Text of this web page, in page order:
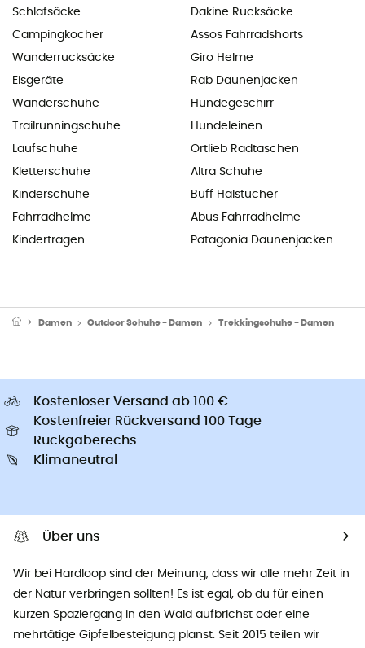
Schlafsäcke
Campingkocher
Wanderrucksäcke
Eisgeräte
Wanderschuhe
Trailrunningschuhe
Laufschuhe
Kletterschuhe
Kinderschuhe
Fahrradhelme
Kindertragen
Dakine Rucksäcke
Assos Fahrradshorts
Giro Helme
Rab Daunenjacken
Hundegeschirr
Hundeleinen
Ortlieb Radtaschen
Altra Schuhe
Buff Halstücher
Abus Fahrradhelme
Patagonia Daunenjacken
Damen Outdoor Schuhe - Damen Trekkingschuhe - Damen
Kostenloser Versand ab 100 €
Kostenfreier Rückversand 100 Tage
Rückgaberechs
Klimaneutral
Über uns
Wir bei Hardloop sind der Meinung, dass wir alle mehr Zeit in
der Natur verbringen sollten! Es ist egal, ob du für einen
kurzen Spaziergang in den Wald aufbrichst oder eine
mehrtätige Gipfelbesteigung planst. Seit 2015 teilen wir